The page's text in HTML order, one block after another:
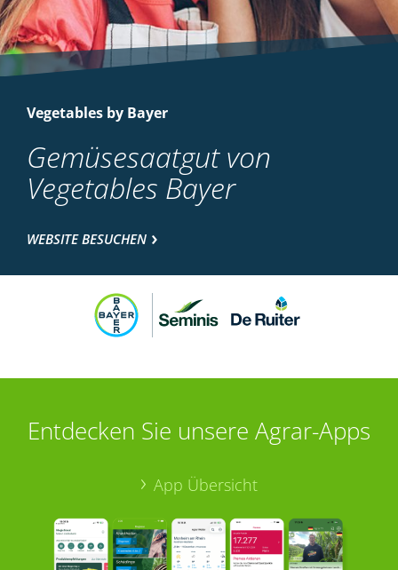
Vegetables by Bayer
Gemüsesaatgut von
Vegetables Bayer
WEBSITE BESUCHEN
Entdecken Sie unsere Agrar-Apps
App Übersicht